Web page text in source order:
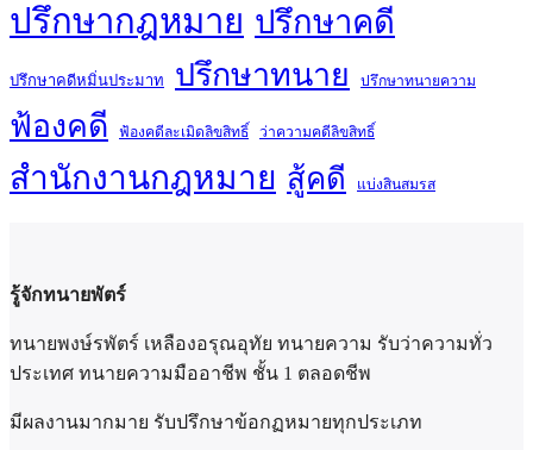
ปรึกษากฎหมาย ปรึกษาคดี
ปรึกษาคดีหมิ่นประมาท ปรึกษาทนาย ปรึกษาทนายความ
ฟ้องคดี ฟ้องคดีละเมิดลิขสิทธิ์ ว่าความคดีลิขสิทธิ์
สำนักงานกฎหมาย สู้คดี แบ่งสินสมรส
รู้จักทนายพัตร์
ทนายพงษ์รพัตร์ เหลืองอรุณอุทัย ทนายความ รับว่าความทั่ว
ประเทศ ทนายความมืออาชีพ ชั้น 1 ตลอดชีพ
มีผลงานมากมาย รับปรึกษาข้อกฏหมายทุกประเภท